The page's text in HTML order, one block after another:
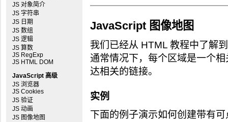
JS 对象简介
JS 字符串
JS 日期
JS 数组
JS 逻辑
JS 算数
JS RegExp
JS HTML DOM
JavaScript 高级
JS 浏览器
JS Cookies
JS 验证
JS 动画
JS 图像地图
JavaScript 图像地图
我们已经从 HTML 教程中了解
通常情况下，每个区域是一个
达相关的链接。
实例
下面的例子演示如何创建带有